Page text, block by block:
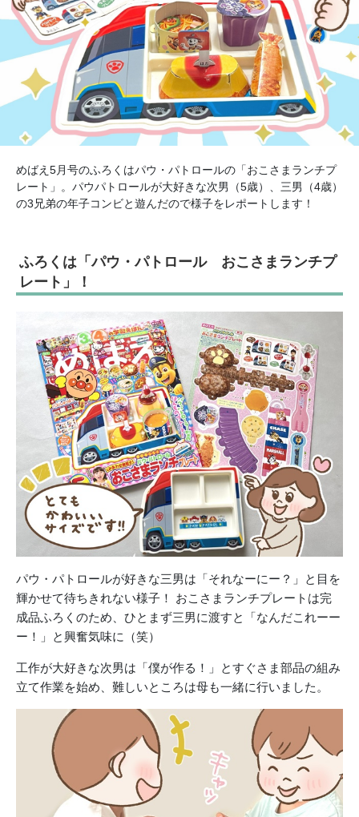
めばえ5月号のふろくはパウ・パトロールの「おこさまランチプ
レート」。パウパトロールが大好きな次男（5歳）、三男（4歳）
の3兄弟の年子コンビと遊んだので様子をレポートします！
ふろくは「パウ・パトロール おこさまランチプ
レート」！
パウ・パトロールが好きな三男は「それなーにー？」
と目を
輝かせて待ちきれない様子！ おこさまランチプレートは完
成品ふろくのため、ひとまず三男に渡すと「なんだこれーー
ー！」と興奮気味に（笑）
工作が大好きな次男は「僕が作る！」
とすぐさま部品の組み
立て作業を始め、難しいところは母も一緒に行いました。